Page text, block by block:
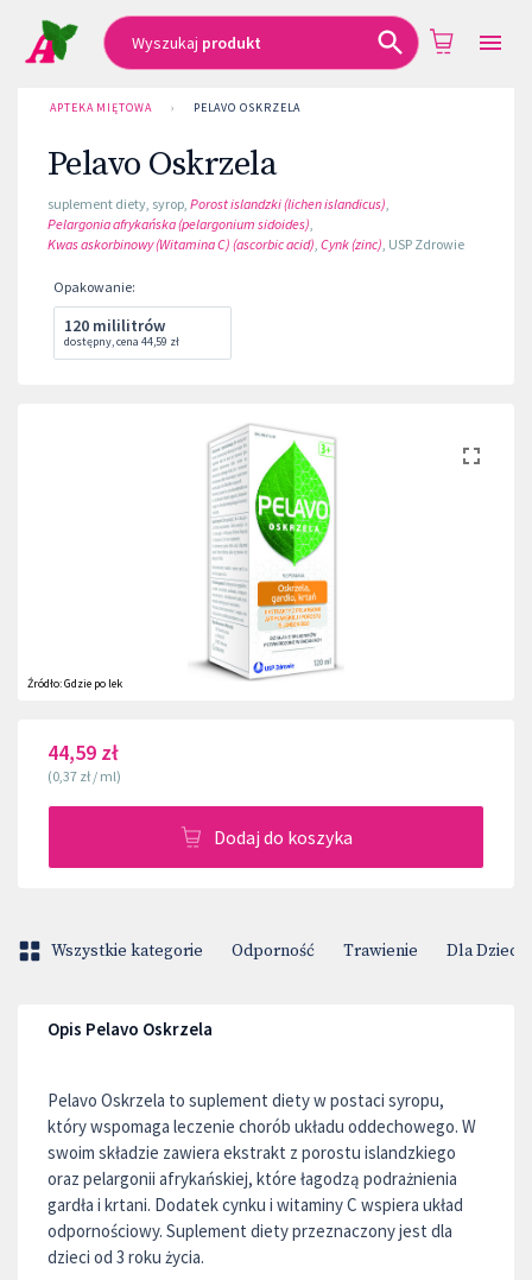
Wyszukaj produkt
APTEKA MIĘTOWA › PELAVO OSKRZELA
Pelavo Oskrzela
suplement diety, syrop, Porost islandzki (lichen islandicus),
Pelargonia afrykańska (pelargonium sidoides),
Kwas askorbinowy (Witamina C) (ascorbic acid), Cynk (zinc), USP Zdrowie
Opakowanie:
120 mililitrów
dostępny,cena 44,59 zł
Źródło:Gdzie po lek
44,59 zł
(0,37 zł / ml)
Dodaj do koszyka
Wszystkie kategorie Odporność Trawienie Dla Dzieci
Opis Pelavo Oskrzela
Pelavo Oskrzela to suplement diety w postaci syropu,
który wspomaga leczenie chorób układu oddechowego. W
swoim składzie zawiera ekstrakt z porostu islandzkiego
oraz pelargonii afrykańskiej, które łagodzą podrażnienia
gardła i krtani. Dodatek cynku i witaminy C wspiera układ
odpornościowy. Suplement diety przeznaczony jest dla
dzieci od 3 roku życia.